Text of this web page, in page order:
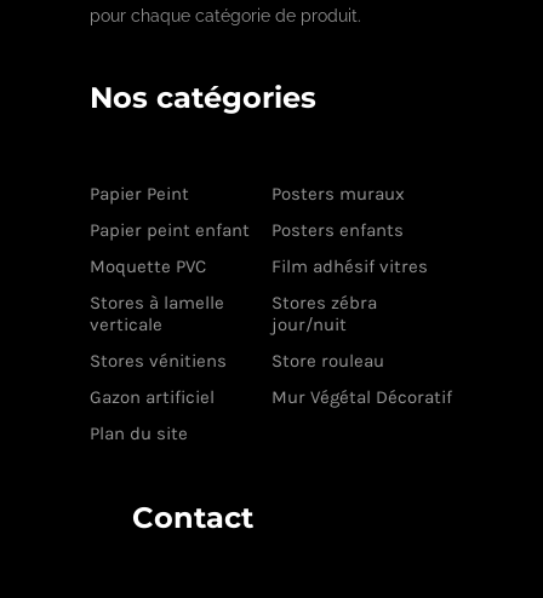
pour chaque catégorie de produit.
Nos catégories
Papier Peint
Posters muraux
Papier peint enfant
Posters enfants
Moquette PVC
Film adhésif vitres
Stores à lamelle
verticale
Stores zébra
jour/nuit
Stores vénitiens
Store rouleau
Gazon artificiel
Mur Végétal Décoratif
Plan du site
Contact